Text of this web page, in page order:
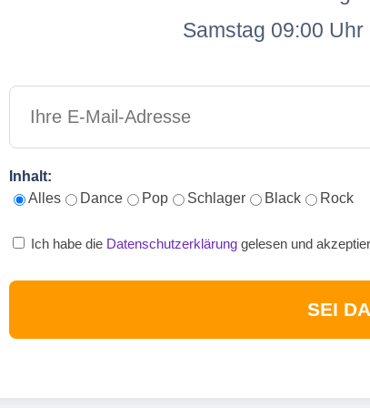
Samstag 09:00
Inhalt:
Alles
Dance Pop Schlager Black Rock
Ich habe die Datenschutzerklärung gelesen und
SEI